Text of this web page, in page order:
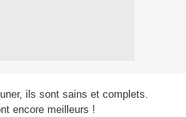
ils sont sains et complets.
encore meilleurs !